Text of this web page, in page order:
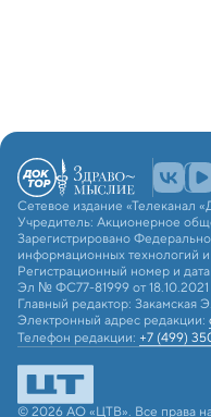
Сетевое издание «Телеканал
Учредитель: Акционерное
Зарегистрировано
информационных технологий
Регистрационный номер и
Эл № ФС77-81999 от 18.10.2021
Главный редактор: Закамская
Электронный адрес редакции:
Телефон редакции: +7 (499)
© 2026 АО «ЦТВ». Все права